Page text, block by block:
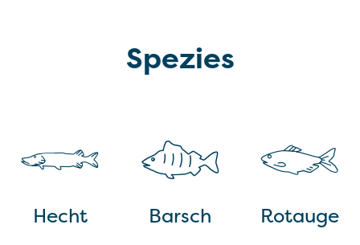
Spezies
Hecht Barsch Rotauge